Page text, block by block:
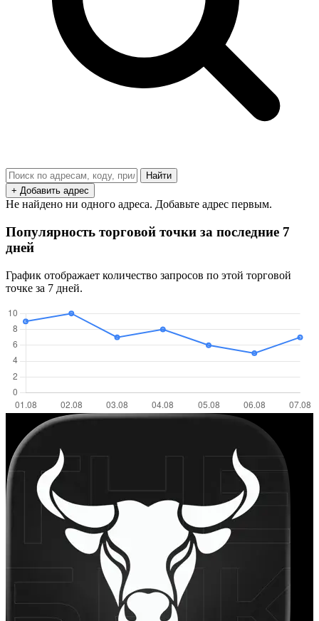
Найти
+ Добавить адрес
Не найдено ни одного адреса. Добавьте адрес первым.
Популярность торговой точки за последние 7
дней
График отображает количество запросов по этой торговой
точке за 7 дней.